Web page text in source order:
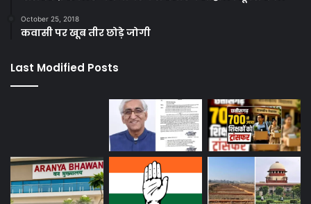
October 25, 2018
कवासी पर खूब तीर छोड़े जोगी
Last Modified Posts